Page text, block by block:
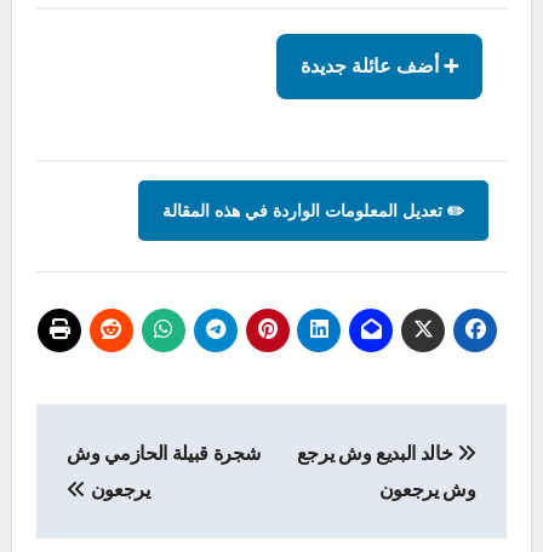
➕ أضف عائلة جديدة
✏️ تعديل المعلومات الواردة في هذه المقالة
المقالات
خالد البديع وش يرجع
وش يرجعون
شجرة قبيلة الحازمي وش
يرجعون